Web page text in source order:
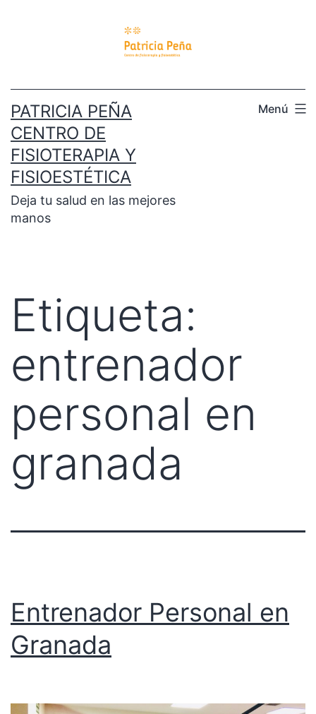
PATRICIA PEÑA
CENTRO DE
FISIOTERAPIA Y
FISIOESTÉTICA
Deja tu salud en las mejores
manos
Menú
Etiqueta:
entrenador
personal en
granada
Entrenador Personal en
Granada